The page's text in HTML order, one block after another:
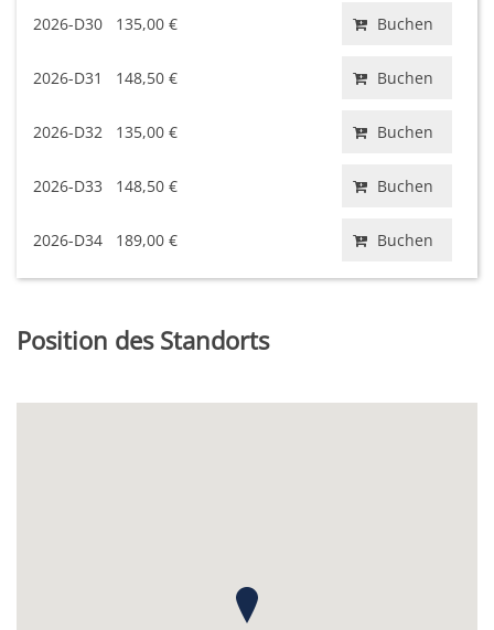
2026-D30 135,00 € Buchen
2026-D31 148,50 € Buchen
2026-D32 135,00 € Buchen
2026-D33 148,50 € Buchen
2026-D34 189,00 € Buchen
Position des Standorts